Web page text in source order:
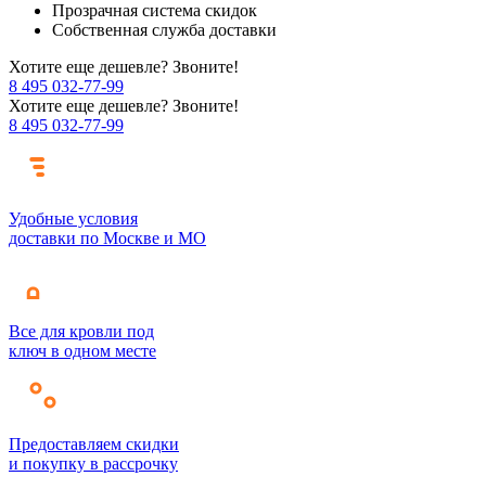
Прозрачная система скидок
Собственная служба доставки
Хотите еще дешевле? Звоните!
8 495 032-77-99
Хотите еще дешевле? Звоните!
8 495 032-77-99
Удобные условия
доставки по Москве и МО
Все для кровли под
ключ в одном месте
Предоставляем скидки
и покупку в рассрочку